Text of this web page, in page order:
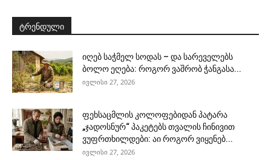
ტრენდული
იღებ საჭმელ სოდას – და სარეველებს
ბოლო ეღება: როგორ ვაშრობ ჭანგასა...
ივლისი 27, 2026
ფეხსაცმლის კოლოფებიდან პატარა
„ჯადოსნურ“ პაკეტებს თვალის ჩინივით
ვუფრთხილდები: აი როგორ ვიყენებ...
ივლისი 27, 2026